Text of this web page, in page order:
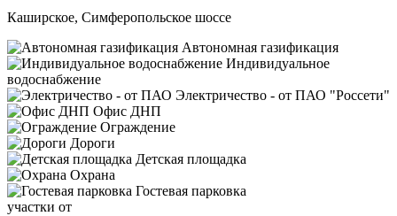
Каширское, Симферопольское шоссе
Автономная газификация
Индивидуальное
водоснабжение
Электричество - от ПАО "Россети"
Офис ДНП
Ограждение
Дороги
Детская площадка
Охрана
Гостевая парковка
участки от